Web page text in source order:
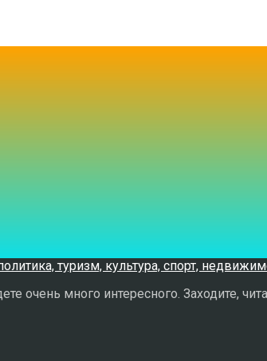
очень много интересного. Заходите,